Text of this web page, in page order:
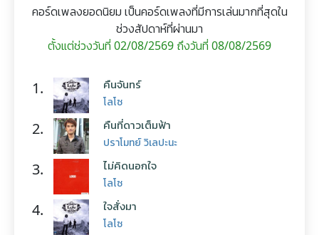
คอร์ดเพลงยอดนิยม เป็นคอร์ดเพลงที่มีการเล่นมากที่สุดใน
ช่วงสัปดาห์ที่ผ่านมา
ตั้งแต่ช่วงวันที่ 02/08/2569 ถึงวันที่ 08/08/2569
1. คืนจันทร์
โลโซ
2. คืนที่ดาวเต็มฟ้า
ปราโมทย์ วิเลปะนะ
3. ไม่คิดนอกใจ
โลโซ
4. ใจสั่งมา
โลโซ